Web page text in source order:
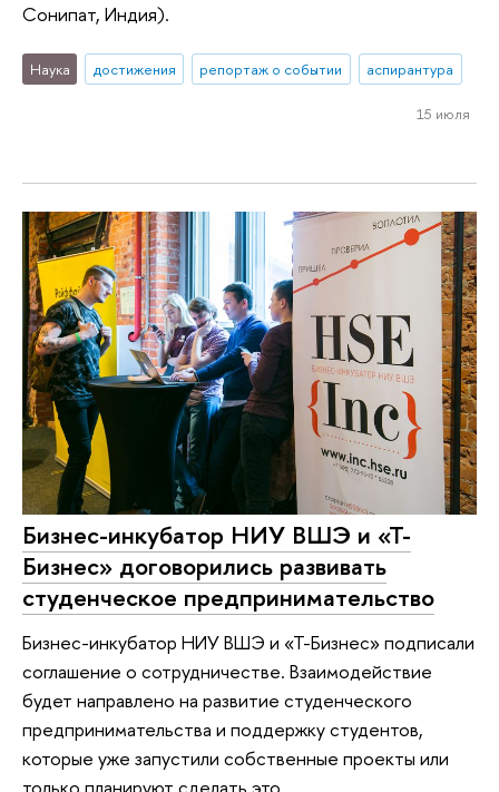
Сонипат, Индия).
Наука достижения репортаж о событии аспирантура
15 июля
Бизнес-инкубатор НИУ ВШЭ и «Т-
Бизнес» договорились развивать
студенческое предпринимательство
Бизнес-инкубатор НИУ ВШЭ и «Т-Бизнес» подписали
соглашение о сотрудничестве. Взаимодействие
будет направлено на развитие студенческого
предпринимательства и поддержку студентов,
которые уже запустили собственные проекты или
только планируют сделать это.